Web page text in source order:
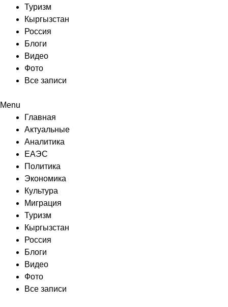
Туризм
Кыргызстан
Россия
Блоги
Видео
Фото
Все записи
Menu
Главная
Актуальные
Аналитика
ЕАЭС
Политика
Экономика
Культура
Миграция
Туризм
Кыргызстан
Россия
Блоги
Видео
Фото
Все записи